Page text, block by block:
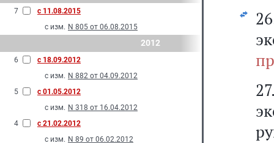
7
с 11.08.2015
с изм. N 805 от 06.08.2015
2012
6
с 18.09.2012
с изм. N 882 от 04.09.2012
5
с 01.05.2012
с изм. N 318 от 16.04.2012
4
с 21.02.2012
с изм. N 89 от 06.02.2012